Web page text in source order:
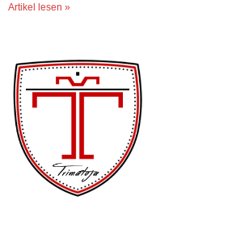
Artikel lesen »